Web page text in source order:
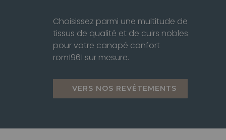
Choisissez parmi une multitude de
tissus de qualité et de cuirs nobles
pour votre canapé confort
rom1961 sur mesure.
VERS NOS REVÊTEMENTS